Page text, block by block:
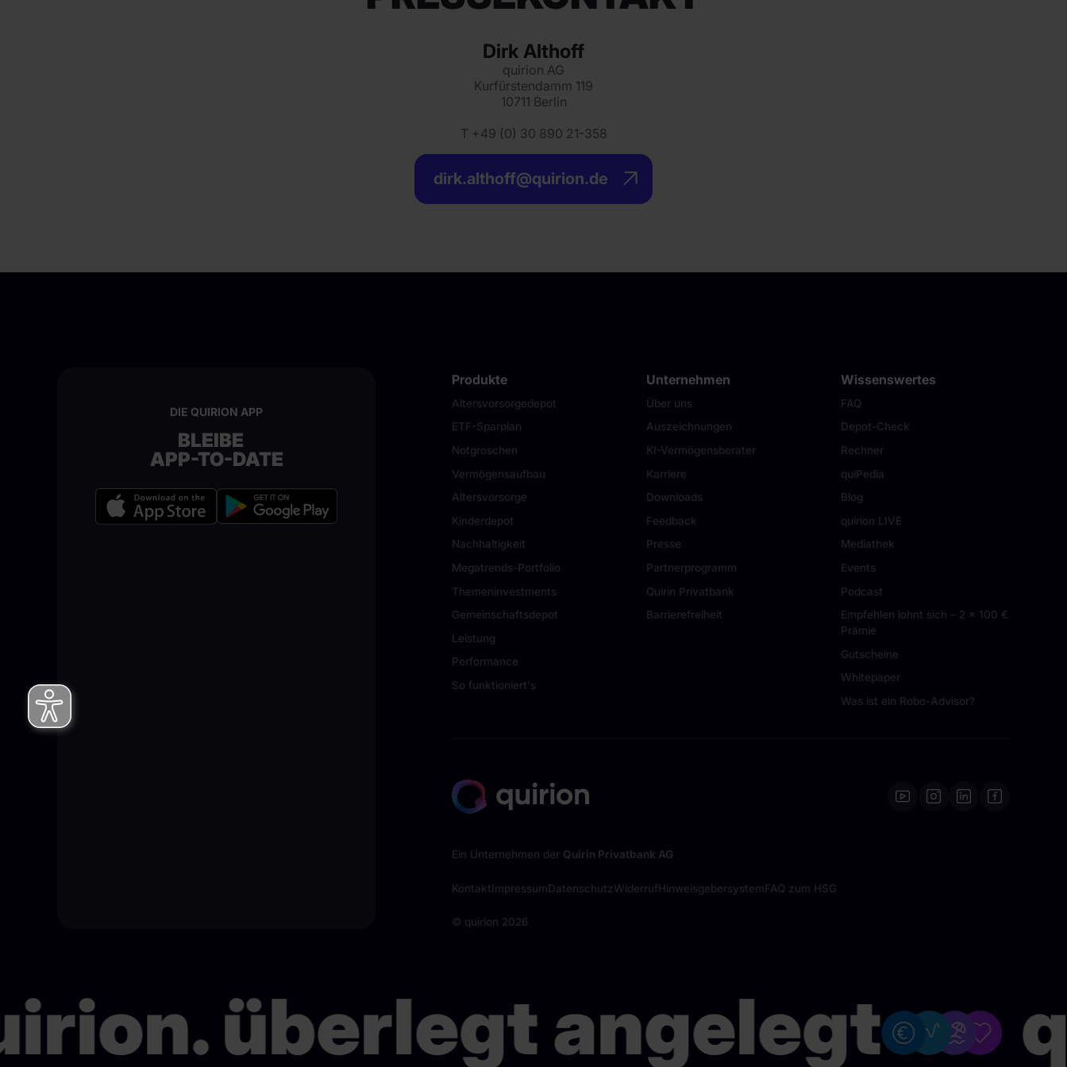
Dirk Althoff
quirion AG
Kurfürstendamm 119
10711 Berlin
T +49 (0) 30 890 21-358
dirk.althoff@quirion.de
DIE QUIRION APP
BLEIBE
APP-TO-DATE
Produkte
Altersvorsorgedepot
ETF-Sparplan
Notgroschen
Vermögensaufbau
Altersvorsorge
Kinderdepot
Nachhaltigkeit
Megatrends-Portfolio
Themeninvestments
Gemeinschaftsdepot
Leistung
Performance
So funktioniert's
Unternehmen
Über uns
Auszeichnungen
KI-Vermögensberater
Karriere
Downloads
Feedback
Presse
Partnerprogramm
Quirin Privatbank
Barrierefreiheit
Wissenswertes
FAQ
Depot-Check
Rechner
quiPedia
Blog
quirion LIVE
Mediathek
Events
Podcast
Empfehlen lohnt sich – 2 × 100 €
Prämie
Gutscheine
Whitepaper
Was ist ein Robo-Advisor?
Ein Unternehmen der Quirin Privatbank AG
KontaktImpressumDatenschutzWiderrufHinweisgebersystemFAQ zum HSG
© quirion 2026
überlegt angelegt